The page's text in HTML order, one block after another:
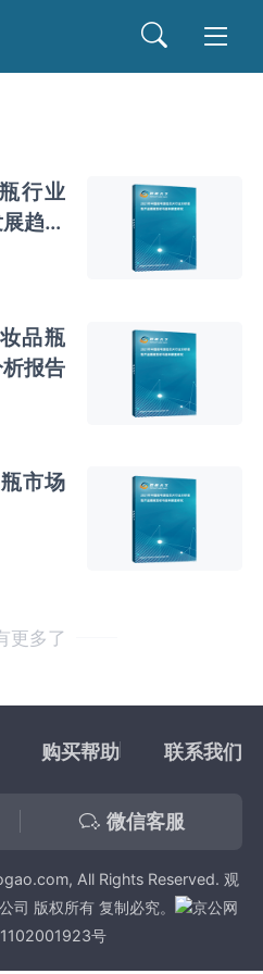
行业
趋势
品瓶
报告
市场
更多了
购买帮助 联系我们
微信客服
All Rights Reserved. 观
司 版权所有 复制必究。
京公网
号